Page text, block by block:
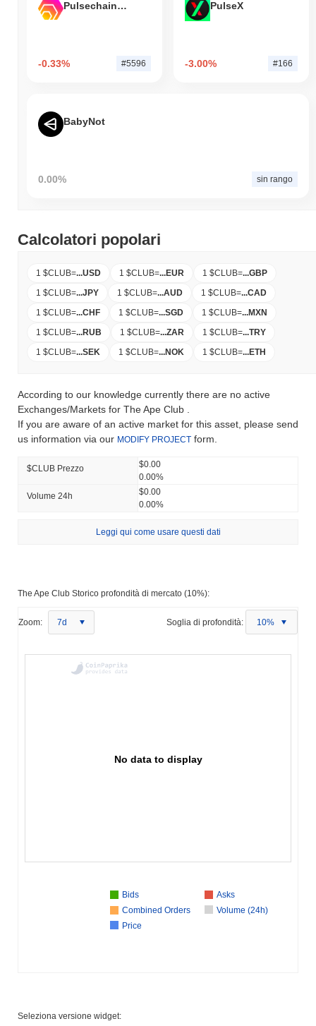
Pulsechain Bridged HEX (Pulsechain)
-0.33% #5596
PulseX
-3.00% #166
BabyNot
0.00% sin rango
Calcolatori popolari
1 $CLUB=...USD 1 $CLUB=...EUR 1 $CLUB=...GBP
1 $CLUB=...JPY 1 $CLUB=...AUD 1 $CLUB=...CAD
1 $CLUB=...CHF 1 $CLUB=...SGD 1 $CLUB=...MXN
1 $CLUB=...RUB 1 $CLUB=...ZAR 1 $CLUB=...TRY
1 $CLUB=...SEK 1 $CLUB=...NOK 1 $CLUB=...ETH
According to our knowledge currently there are no active
Exchanges/Markets for The Ape Club .
If you are aware of an active market for this asset, please send
us information via our MODIFY PROJECT form.
$CLUB Prezzo
$0.00
0.00%
Volume 24h
$0.00
0.00%
Leggi qui come usare questi dati
The Ape Club Storico profondità di mercato (10%):
Zoom: 7d Soglia di profondità: 10%
No data to display
Bids
Asks
Combined Orders
Volume (24h)
Price
Seleziona versione widget: